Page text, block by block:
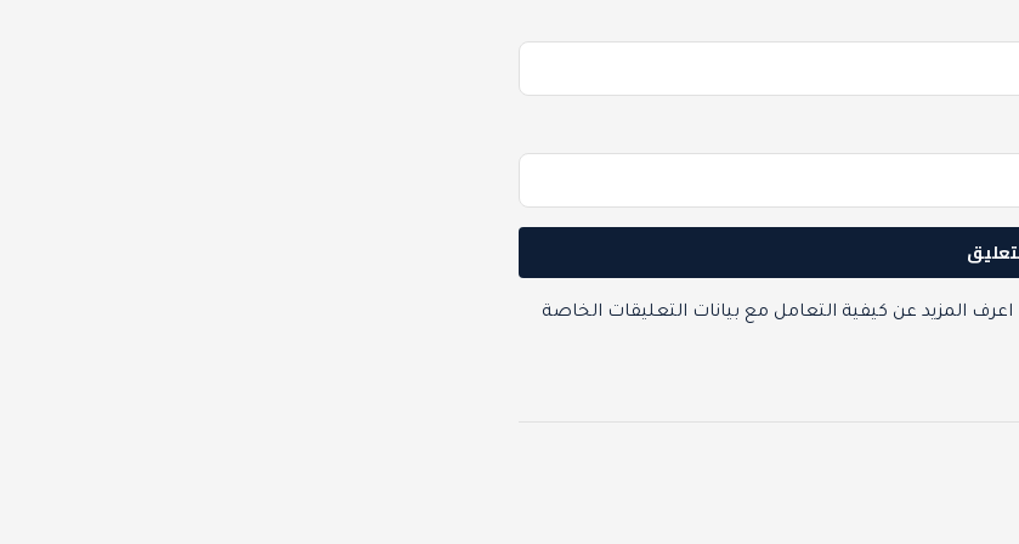
اعرف المزيد عن كيفية التعامل مع بيانات التعليقات الخاصة